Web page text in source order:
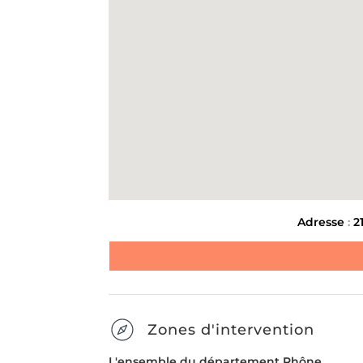
Adresse :
Zones d'intervention
DÉBARRAS DE MAISONS
Nom & Prénom*
E-mail*